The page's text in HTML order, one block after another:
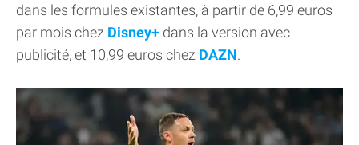
dans les formules existantes, à partir de 6,99 euros
par mois chez Disney+ dans la version avec
publicité, et 10,99 euros chez DAZN.